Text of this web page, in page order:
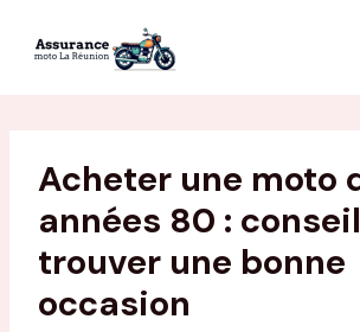
Acheter une moto
années 80 :
trouver une bonne
occasion